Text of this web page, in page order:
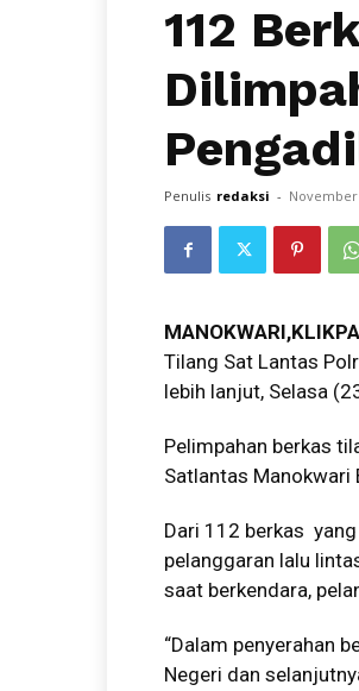
112
Penulis redaksi - November
Tilang Sat Lantas
lebih lanjut, Selasa
Pelimpahan berkas
Satlantas Manokwari
Dari 112 berkas
pelanggaran lalu
saat berkendara,
“Dalam penyerahan
Negeri dan